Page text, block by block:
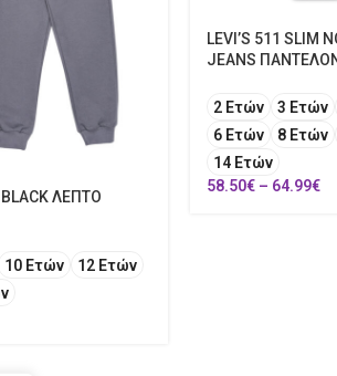
BLACK ΛΕΠΤΟ
10 Ετών
12 Ετών
LEVI’S 511 SLIM
JEANS
2 Ετών 3 Ετών
6 Ετών
8 Ετών
14 Ετών
58.50€ – 64.99€